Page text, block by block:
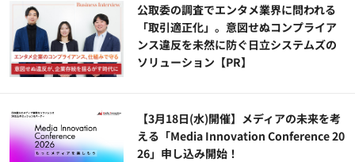
公​​取委の調査でエンタメ業界に問われる
「取引適正化」。意図せぬコンプライア
ンス違反を未然に防ぐ日立システムズの
ソリューション​【PR】
【3月18日(水)開催】メディアの未来を考
える「Media Innovation Conference 20
26」申し込み開始！